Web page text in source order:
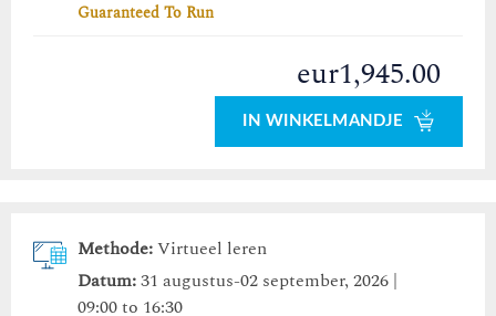
Guaranteed To Run
eur1,945.00
IN WINKELMANDJE
Methode:Virtueel leren
Datum:31 augustus-02 september, 2026 |
09:00 to 16:30